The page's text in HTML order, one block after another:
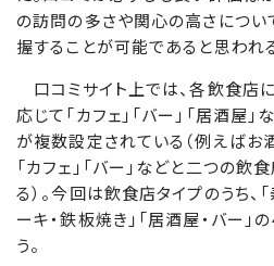
の訪問の多さや関心の高さについ
握することが可能であると思われ
口コミサイト上では、各飲食店
応じて「カフェ」「バー」「居酒屋
が複数設定されている（例えばお
「カフェ」「バー」などと二つの
る）。今回は飲食店タイプのうち、「
ーキ・鉄板焼き」「居酒屋・バー」
う。